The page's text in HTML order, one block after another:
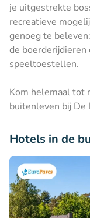
je uitgestrekte
recreatieve
genoeg te
de boerderijdieren
speeltoestellen.
Kom helemaal tot
buitenleven bij De
Hotels in de